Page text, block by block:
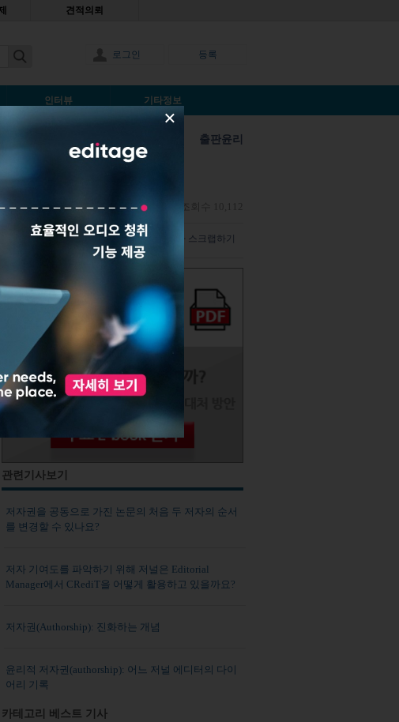
견적의뢰
로그인 등록
인터뷰 기타정보
출판윤리
있나요?
Anonymous |2018년2월27일
덧글 남기기 해당 기사 스크랩하기
관련기사보기
저자권을 공동으로 가진 논문의 처음 두 저자의 순서
를 변경할 수 있나요?
저자 기여도를 파악하기 위해 저널은 Editorial
Manager에서 CRediT을 어떻게 활용하고 있을까요?
저자권(Authorship): 진화하는 개념
윤리적 저자권(authorship): 어느 저널 에디터의 다이
어리 기록
카테고리 베스트 기사
×